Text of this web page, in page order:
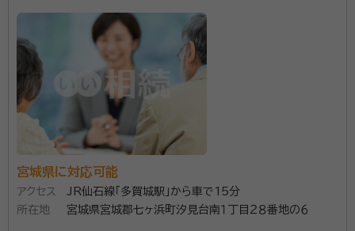
行政書士
所属団体： 宮城県行政書士会
宮城県に対応可能
アクセス
JR仙石線「多賀城駅」から車で15分
所在地
宮城県宮城郡七ヶ浜町汐見台南１丁目２８番地の６